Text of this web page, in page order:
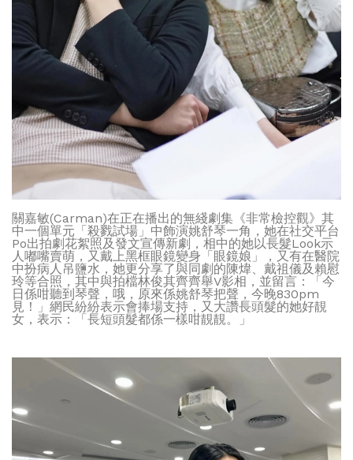
關嘉敏(Carman)在正在播出的無綫劇集《非常檢控觀》其
中一個單元「殺戮試場」中飾演姚舒琴一角，她在社交平台
Po出拍劇花絮照及發文宣傳新劇，相中的她以長髮Look示
人嘟嘴賣萌，又戴上黑框眼鏡變身「眼鏡娘」，又有在醫院
中扮病人吊鹽水，她更分享了與同劇的陳煒、戴祖儀及賴慰
玲等合照，其中與拍檔林俊其齊齊舉V影相，並留言：「今
日係咁聽到琴聲，哦，原來係姚舒琴把聲，今晚830pm
見！」網民紛紛表示會捧場支持，又大讚長頭髮的她好靚
女，表示：「長短頭髮都係一樣咁靚靚。」